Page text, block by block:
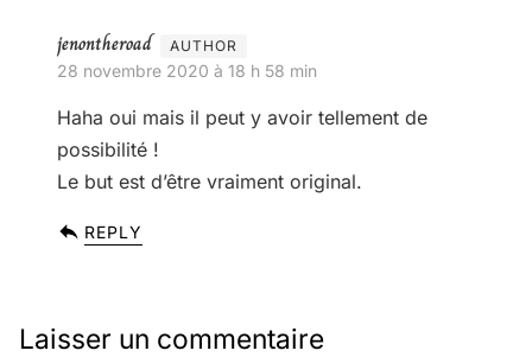
jenontheroad
28 novembre 2020 à 18 h 58 min
Haha oui mais il peut y avoir tellement de
possibilité !
Le but est d’être vraiment original.
REPLY
Laisser un commentaire